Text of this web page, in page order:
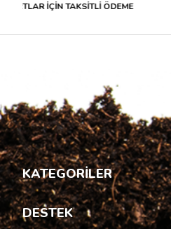
İÇİN TAKSİTLİ ÖDEME
KATEGORİLER
DESTEK